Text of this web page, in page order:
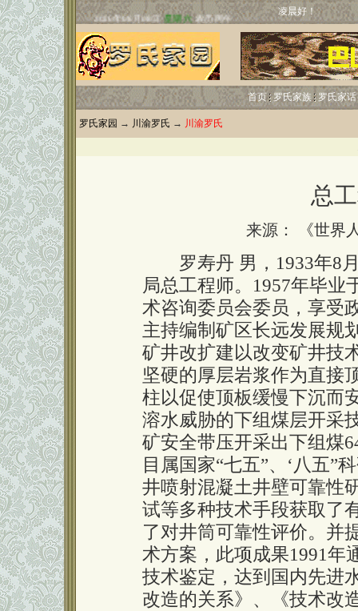
凌晨好！
首页 罗氏家族 罗氏家话
罗氏家园 → 川渝罗氏 → 川渝罗氏
总
来源： 《世界
罗寿丹 男，1933年8月
局总工程师。1957年毕业
术咨询委员会委员，享受
主持编制矿区长远发展规
矿井改扩建以改变矿井技
坚硬的厚层岩浆作为直接
柱以促使顶板缓慢下沉而
溶水威胁的下组煤层开采
矿安全带压开采出下组煤
目属国家“七五”、‘八五”
井喷射混凝土井壁可靠性
试等多种技术手段获取了
了对井筒可靠性评价。并
术方案，此项成果1991年
技术鉴定，达到国内先进
改造的关系》、《技术改